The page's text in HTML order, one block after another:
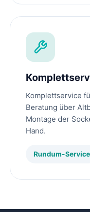
Komplettservice
Beratung über
Montage der
Hand.
Rundum-Service